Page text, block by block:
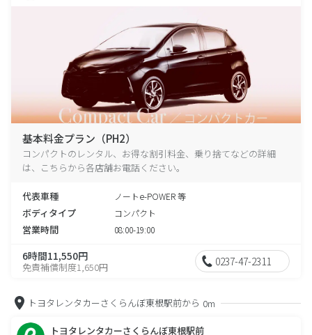
基本料金プラン（PH2）
コンパクトのレンタル、お得な割引料金、乗り捨てなどの詳細
は、こちらから各店舗お電話ください。
代表車種 ノートe-POWER 等
ボディタイプ コンパクト
営業時間 08:00-19:00
6時間11,550円
免責補償制度1,650円 0237-47-2311
トヨタレンタカーさくらんぼ東根駅前から 0m
トヨタレンタカーさくらんぼ東根駅前